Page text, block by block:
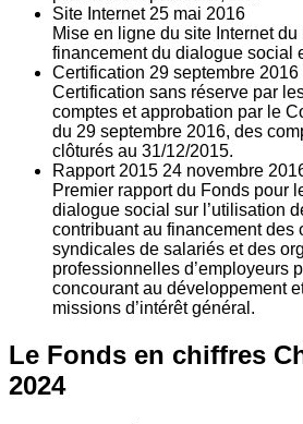
Site Internet 25 mai 2016
Mise en ligne du site Internet
financement du dialogue social
Certification 29 septembre 2016
Certification sans réserve par
comptes et approbation par le
du 29 septembre 2016, des
clôturés au 31/12/2015.
Rapport 2015 24 novembre
Premier rapport du Fonds pour
dialogue social sur l’utilisation
contribuant au financement des
syndicales de salariés et des
professionnelles d’employeurs
concourant au développement
missions d’intérêt général.
Le Fonds en chiffres
2024